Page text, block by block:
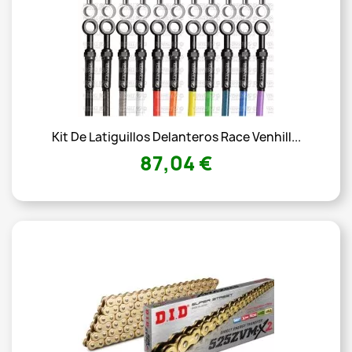
Kit De Latiguillos Delanteros Race Venhill...
87,04 €